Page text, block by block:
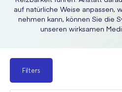
auf natürliche Weise anpassen,
nehmen kann, können Sie die
unseren wirksamen
Filters